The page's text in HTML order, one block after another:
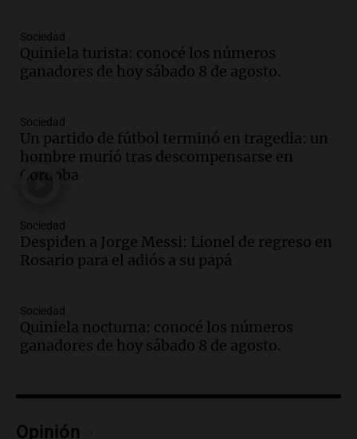
Audio.Joan Gaspart: "Sin Jorge, no sé si
Messi hubiera llegado adonde llegó"
Audio.El orgullo y el sueño argentino de
Jorge Messi en una entrevista con Rony
Vargas en 2007
Audio.El abuelo de Agostina Vega, tras
las nuevas detenciones: "En esa casa
Episodios
Audio.Una nutricionista derribó el mito
del desayuno ideal: qué alimentos
Sociedad
Quiniela turista: conocé los números
ganadores de hoy sábado 8 de agosto.
Sociedad
Un partido de fútbol terminó en tragedia: un
hombre murió tras descompensarse en
Córdoba
Sociedad
Despiden a Jorge Messi: Lionel de regreso en
Rosario para el adiós a su papá
Sociedad
Quiniela nocturna: conocé los números
ganadores de hoy sábado 8 de agosto.
Opinión